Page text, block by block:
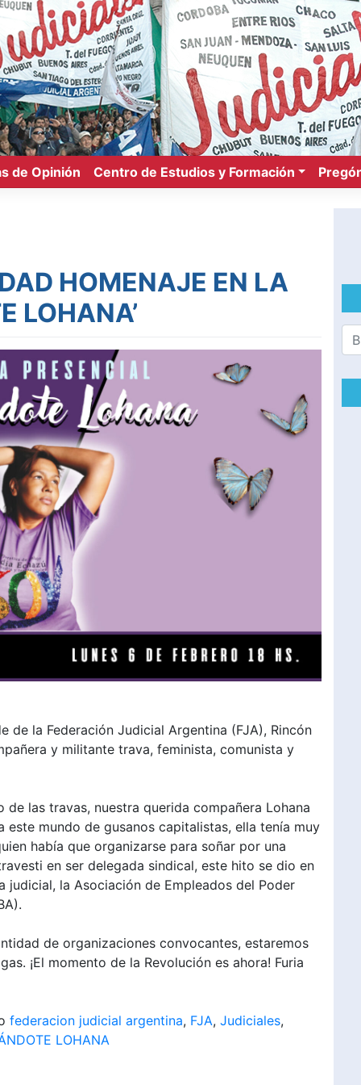
de Opinión Centro de Estudios y Formación
HOMENAJE EN LA
LOHANA’
de la Federación Judicial Argentina (FJA), Rincón
y militante trava, feminista, comunista y
las travas, nuestra querida compañera Lohana
este mundo de gusanos capitalistas, ella tenía muy
había que organizarse para soñar por una
en ser delegada sindical, este hito se dio en
la Asociación de Empleados del Poder
de organizaciones convocantes, estaremos
¡El momento de la Revolución es ahora! Furia
federacion judicial argentina, FJA, Judiciales,
LOHANA